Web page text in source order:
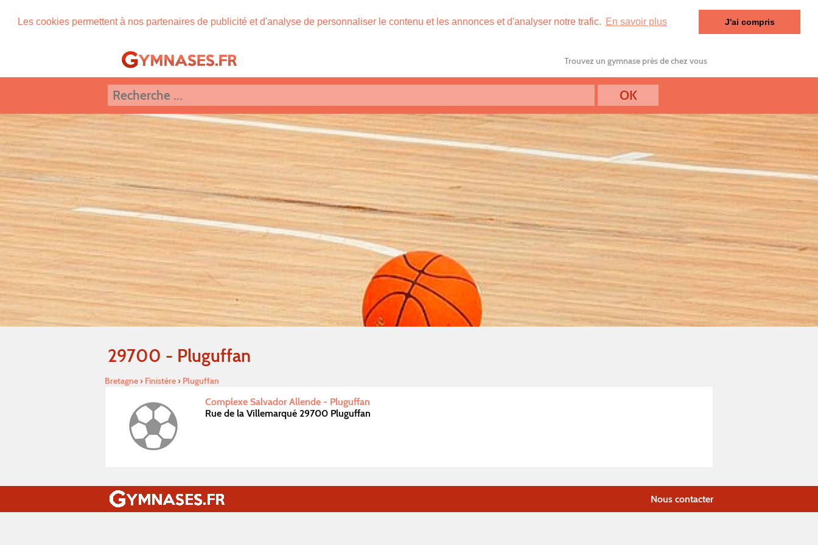
Les cookies permettent à nos partenaires de publicité et d'analyse de personnaliser le contenu et les annonces et d'analyser notre trafic. En savoir plus J'ai compris
Trouvez un gymnase près de chez vous
29700 - Pluguffan
Bretagne› Finistére› Pluguffan
Complexe Salvador Allende - Pluguffan
Rue de la Villemarqué 29700 Pluguffan
Nous contacter